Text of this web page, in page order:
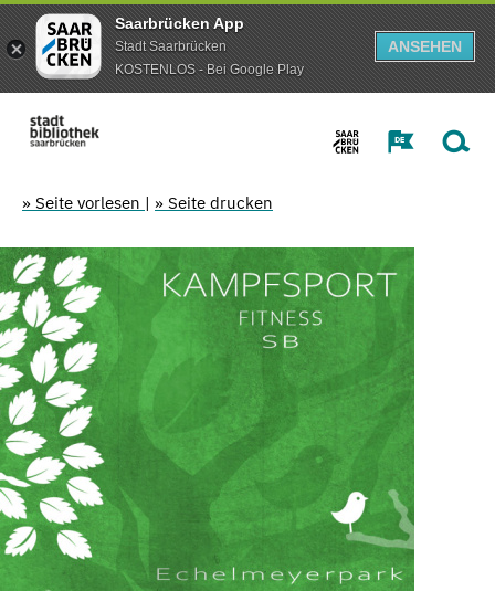
Saarbrücken App
Stadt Saarbrücken
KOSTENLOS - Bei Google Play
ANSEHEN
» Seite vorlesen | » Seite drucken